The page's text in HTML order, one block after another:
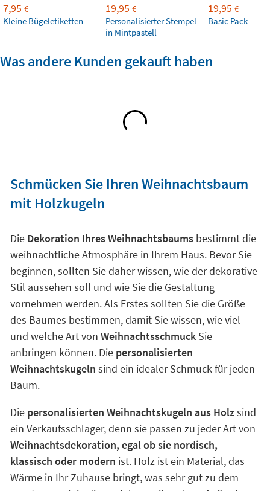
7,95 €
Kleine Bügeletiketten
19,95 €
Personalisierter Stempel
in Mintpastell
19,95 €
Basic Pack
Was andere Kunden gekauft haben
Schmücken Sie Ihren Weihnachtsbaum
mit Holzkugeln
Die Dekoration Ihres Weihnachtsbaumsbestimmt die
weihnachtliche Atmosphäre in Ihrem Haus. Bevor Sie
beginnen, sollten Sie daher wissen, wie der dekorative
Stil aussehen soll und wie Sie die Gestaltung
vornehmen werden. Als Erstes sollten Sie die Größe
des Baumes bestimmen, damit Sie wissen, wie viel
und welche Art von Weihnachtsschmuck Sie
anbringen können. Die personalisierten
Weihnachtskugeln sind ein idealer Schmuck für jeden
Baum.
Die personalisierten Weihnachtskugeln aus Holzsind
ein Verkaufsschlager, denn sie passen zu jeder Art von
Weihnachtsdekoration, egal ob sie nordisch,
klassisch oder modern ist. Holz ist ein Material, das
Wärme in Ihr Zuhause bringt, was sehr gut zu dem